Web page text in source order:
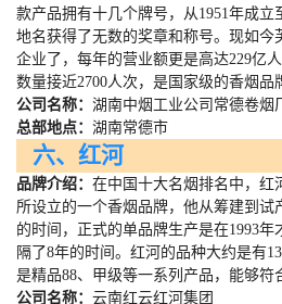
款产品拥有十几个牌号，从1951年成立
地名获得了无数的奖章和称号。现如今
企业了，每年的营业额更是高达229亿
数量接近2700人次，是国家级的香烟品
公司名称： 湖南中烟工业公司常德卷烟厂
总部地点： 湖南常德市
六、红河
品牌介绍： 在中国十大名烟排名中，红
所设立的一个香烟品牌，他从筹建到试
的时间，正式的单品牌生产是在1993年
隔了8年的时间。红河的品种大约是有13
是精品88、甲级等一系列产品，能够符
公司名称： 云南红云红河集团